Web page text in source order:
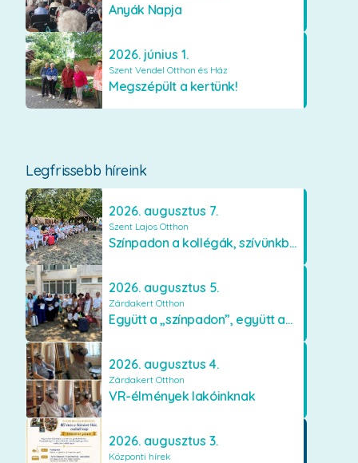
Anyák Napja
2026. június 1.
Szent Vendel Otthon és Ház
Megszépült a kertünk!
Legfrissebb híreink
2026. augusztus 7.
Szent Lajos Otthon
Színpadon a kollégák, szívünkben a lakók
2026. augusztus 5.
Zárdakert Otthon
Együtt a „színpadon”, együtt az élményekért 🎭✨
2026. augusztus 4.
Zárdakert Otthon
VR-élmények lakóinknak
2026. augusztus 3.
Központi hírek